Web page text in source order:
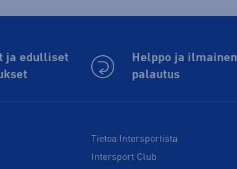
ja edulliset
Helppo ja ilmainen
palautus
Tietoa Intersportista
Intersport Club